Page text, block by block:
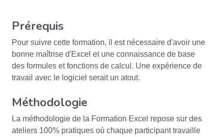
Prérequis
Pour suivre cette formation, il est nécessaire d'avoir une
bonne maîtrise d'Excel et une connaissance de base
des formules et fonctions de calcul. Une expérience de
travail avec le logiciel serait un atout.
Méthodologie
La méthodologie de la Formation Excel repose sur des
ateliers 100% pratiques où chaque participant travaille